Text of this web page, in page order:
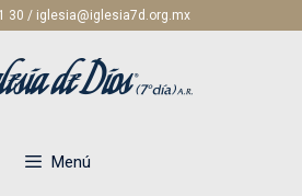
30 / iglesia@iglesia7d.org.mx
Menú